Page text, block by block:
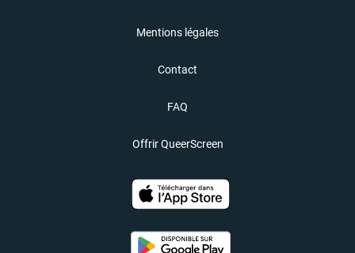
Mentions légales
Contact
FAQ
Offrir QueerScreen